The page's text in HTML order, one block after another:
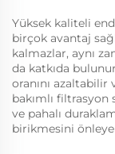
Yüksek kaliteli
birçok avantaj
kalmazlar, aynı
da katkıda
oranını
bakımlı filtrasyon
ve pahalı
birikmesini